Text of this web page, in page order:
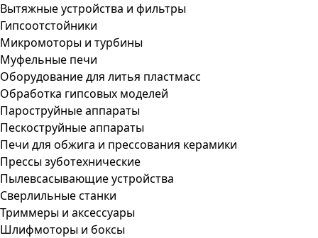
Вытяжные устройства и фильтры
Гипсоотстойники
Микромоторы и турбины
Муфельные печи
Оборудование для литья пластмасс
Обработка гипсовых моделей
Пароструйные аппараты
Пескоструйные аппараты
Печи для обжига и прессования керамики
Прессы зуботехнические
Пылевсасывающие устройства
Сверлильные станки
Триммеры и аксессуары
Шлифмоторы и боксы